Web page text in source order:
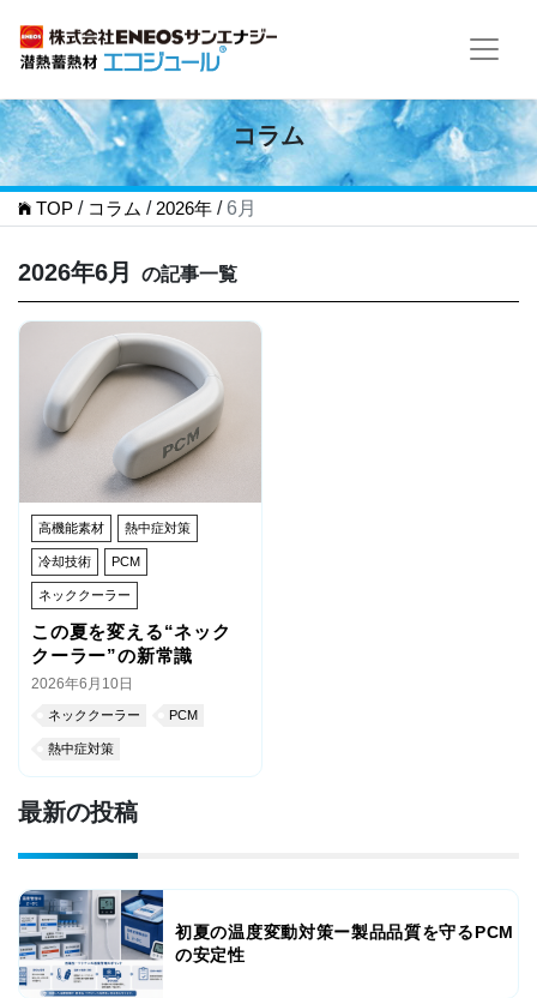
コラム
TOP / コラム / 2026年 /6月
2026年6月 の記事一覧
高機能素材 熱中症対策
冷却技術 PCM
ネッククーラー
この夏を変える“ネック
クーラー”の新常識
2026年6月10日
ネッククーラー PCM
熱中症対策
最新の投稿
初夏の温度変動対策ー製品品質を守るPCM
の安定性